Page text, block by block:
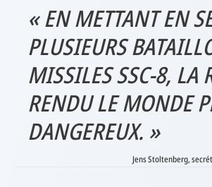
« EN METTANT EN
PLUSIEURS
MISSILES SSC-8, LA
RENDU LE MONDE
DANGEREUX. »
Jens Stoltenberg,